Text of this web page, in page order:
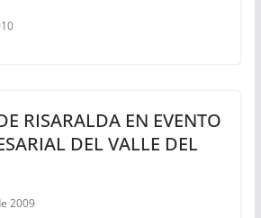
RISARALDA EN EVENTO
DEL VALLE DEL
2009